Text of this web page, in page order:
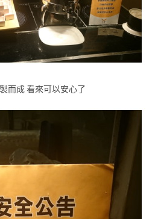
而成 看來可以安心了